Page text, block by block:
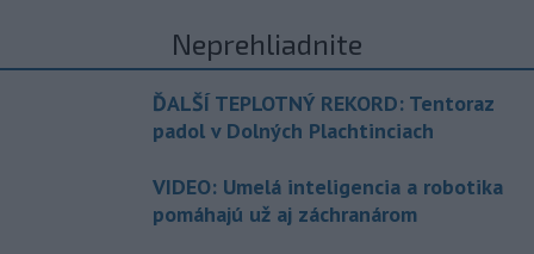
Neprehliadnite
ĎALŠÍ TEPLOTNÝ REKORD: Tentoraz
padol v Dolných Plachtinciach
VIDEO: Umelá inteligencia a robotika
pomáhajú už aj záchranárom